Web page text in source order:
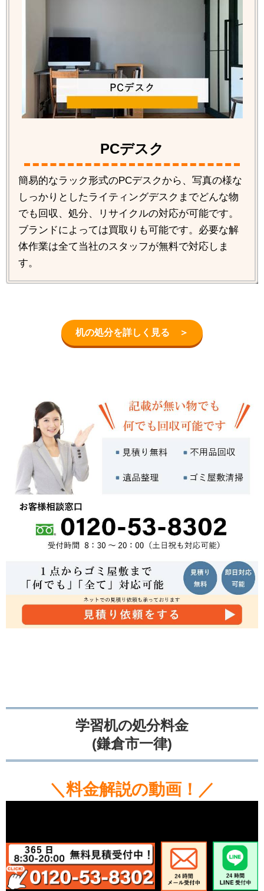
PCデスク
簡易的なラック形式のPCデスクから、写真の様な
しっかりとしたライティングデスクまでどんな物
でも回収、処分、リサイクルの対応が可能です。
ブランドによっては買取りも可能です。必要な解
体作業は全て当社のスタッフが無料で対応しま
す。
机の処分を詳しく見る ＞
学習机の処分料金
(鎌倉市一律)
＼料金解説の動画！／